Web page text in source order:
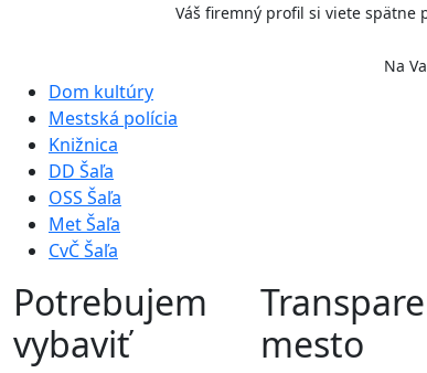
Váš firemný profil si viete spätne
Na
Dom kultúry
Mestská polícia
Knižnica
DD Šaľa
OSS Šaľa
Met Šaľa
CvČ Šaľa
Potrebujem
vybaviť
mesto